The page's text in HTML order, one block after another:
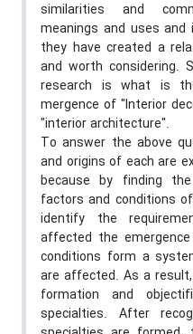
similarities and
meanings and uses
they have created a
and worth considering.
research is what is
mergence of "Interior
"interior architecture".
To answer the above
and origins of each are
because by finding
factors and conditions
identify the
affected the
conditions form a
are affected. As a
formation and
specialties. After